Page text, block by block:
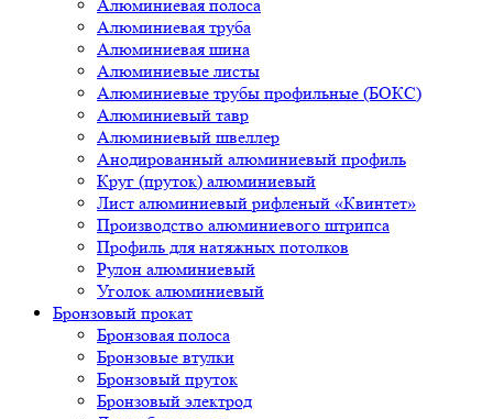
Алюминиевая полоса
Алюминиевая труба
Алюминиевая шина
Алюминиевые листы
Алюминиевые трубы профильные (БОКС)
Алюминиевый тавр
Алюминиевый швеллер
Анодированный алюминиевый профиль
Круг (пруток) алюминиевый
Лист алюминиевый рифленый «Квинтет»
Производство алюминиевого штрипса
Профиль для натяжных потолков
Рулон алюминиевый
Уголок алюминиевый
Бронзовый прокат
Бронзовая полоса
Бронзовые втулки
Бронзовый пруток
Бронзовый электрод